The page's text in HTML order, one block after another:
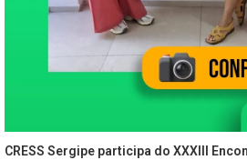
CRESS Sergipe participa do XXXIII